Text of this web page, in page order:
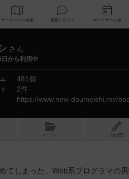
データベース 検索 新着レビュー
さん
から利用中
481個
2件
https://www.new-doumeishi.me/
マイリスト 投稿履歴
てしまった、Web系プログラマの男